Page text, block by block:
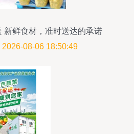
新鲜食材，准时送达的承诺
08-06 18:50:49